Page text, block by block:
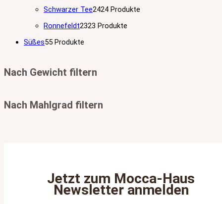
Schwarzer Tee2424 Produkte
Ronnefeldt2323 Produkte
Süßes55 Produkte
Nach Gewicht filtern
Nach Mahlgrad filtern
Jetzt zum Mocca‑Haus
Newsletter anmelden